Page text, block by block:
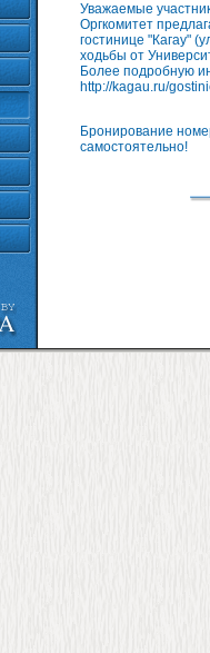
Уважаемые
Оргкомитет
гостинице "Кагау"
ходьбы от
Более подробную
http://kagau.ru/
Бронирование
самостоятельно!